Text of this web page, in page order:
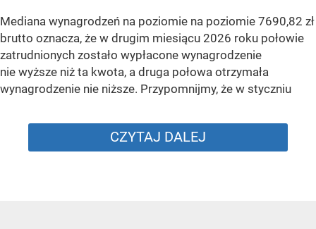
Mediana wynagrodzeń na poziomie na poziomie 7690,82 zł
brutto oznacza, że w drugim miesiącu 2026 roku połowie
zatrudnionych zostało wypłacone wynagrodzenie
nie wyższe niż ta kwota, a druga połowa otrzymała
wynagrodzenie nie niższe. Przypomnijmy, że w styczniu
CZYTAJ DALEJ